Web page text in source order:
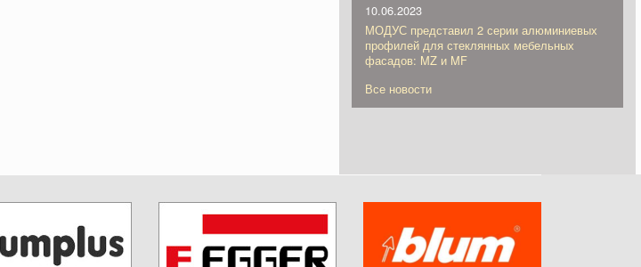
10.06.2023
МОДУС представил 2 серии алюминиевых
профилей для стеклянных мебельных
фасадов: MZ и MF
Все новости